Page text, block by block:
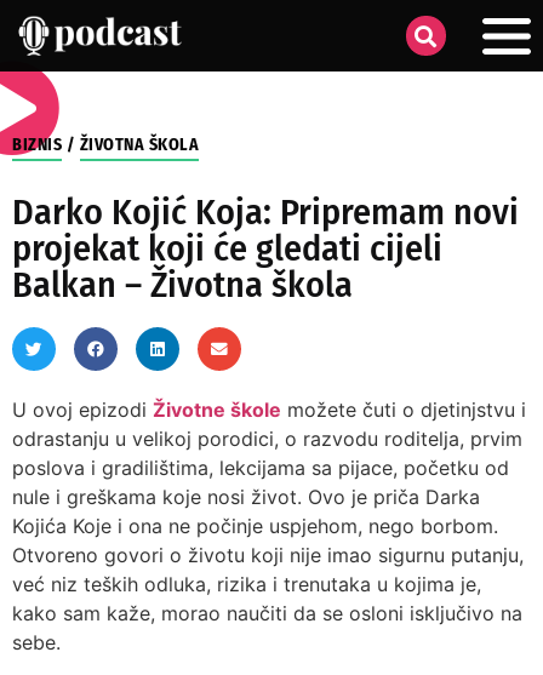
BIZNIS / ŽIVOTNA ŠKOLA
Darko Kojić Koja: Pripremam novi
projekat koji će gledati cijeli
Balkan – Životna škola
U ovoj epizodi Životne škole možete čuti o djetinjstvu i
odrastanju u velikoj porodici, o razvodu roditelja, prvim
poslova i gradilištima, lekcijama sa pijace, početku od
nule i greškama koje nosi život. Ovo je priča Darka
Kojića Koje i ona ne počinje uspjehom, nego borbom.
Otvoreno govori o životu koji nije imao sigurnu putanju,
već niz teških odluka, rizika i trenutaka u kojima je,
kako sam kaže, morao naučiti da se osloni isključivo na
sebe.